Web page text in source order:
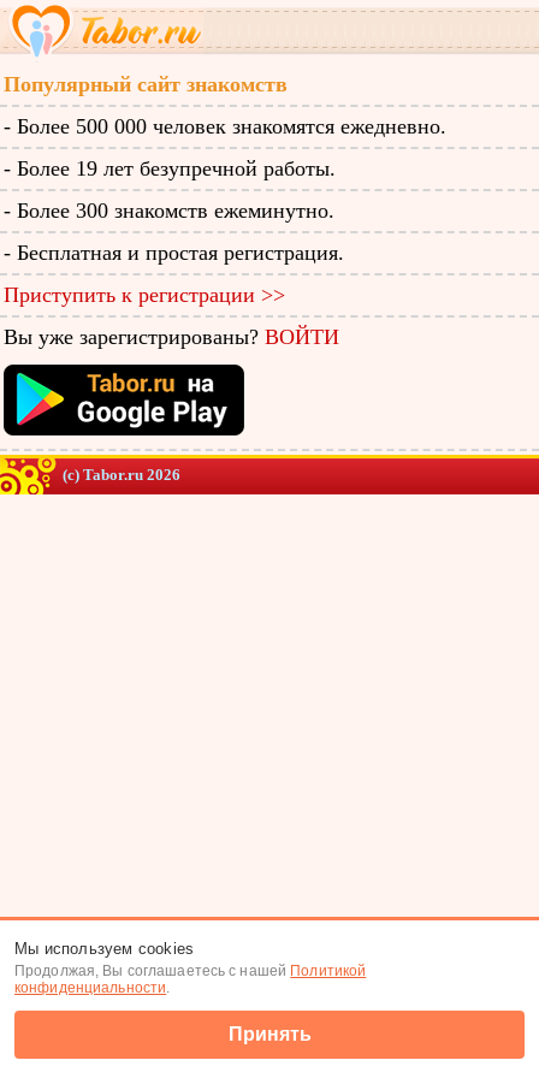
Популярный сайт знакомств
- Более 500 000 человек знакомятся ежедневно.
- Более 19 лет безупречной работы.
- Более 300 знакомств ежеминутно.
- Бесплатная и простая регистрация.
Приступить к регистрации >>
Вы уже зарегистрированы? ВОЙТИ
(c) Tabor.ru 2026
Мы используем cookies
Продолжая, Вы соглашаетесь с нашей Политикой
конфиденциальности.
Принять